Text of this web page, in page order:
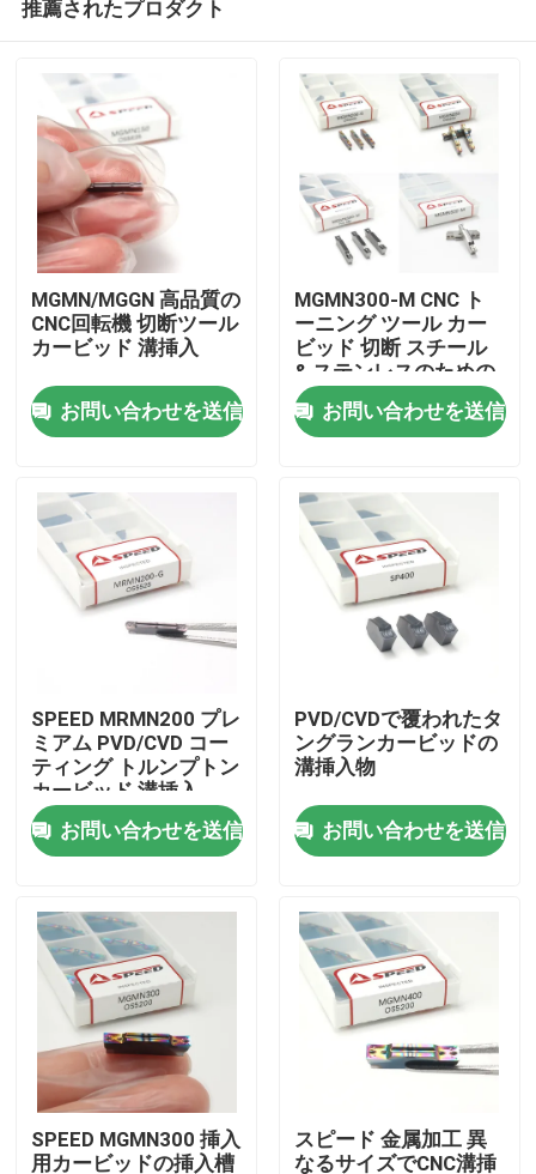
製品
企業情報
会社案内
品質管理
お問い合わせ
ニュース
すべての場合
炭化物の製粉の挿入物
推薦されたプロダクト
MGMN/MGGN 高品質の
CNC回転機 切断ツール
カービッド 溝挿入
お問い合わせを送信
MGMN300-M CNC ト
ーニング ツール カー
ビッド 切断 スチール
& ステンレスのための
溝挿入
お問い合わせを送信
SPEED MRMN200 プレ
ミアム PVD/CVD コー
ティング トルンプトン
カービッド 溝挿入
お問い合わせを送信
PVD/CVDで覆われたタ
ングランカービッドの
溝挿入物
お問い合わせを送信
SPEED MGMN300 挿入
用カービッドの挿入槽
スピード 金属加工 異
なるサイズでCNC溝挿